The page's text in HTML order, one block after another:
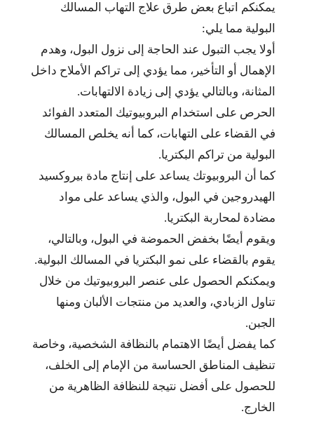
يمكنكم اتباع بعض طرق علاج التهاب المسالك
البولية مما يلي:
أولا يجب التبول عند الحاجة إلى نزول البول، وهدم
الإهمال أو التأخير، مما يؤدي إلى تراكم الأملاح داخل
المثانة، وبالتالي يؤدي إلى زيادة الالتهابات.
الحرص على استخدام البروبيوتيك المتعدد الفوائد
في القضاء على التهابات، كما أنه يخلص المسالك
البولية من تراكم البكتريا.
كما أن البروبيوتك يساعد على إنتاج مادة بيروكسيد
الهيدروجين في البول، والذي يساعد على مواد
مضادة لمحاربة البكتريا.
ويقوم أيضًا بخفض الحموضة في البول، وبالتالي،
يقوم بالقضاء على نمو البكتريا في المسالك البولية.
ويمكنكم الحصول على عنصر البروبيوتيك من خلال
تناول الزبادي، والعديد من منتجات الألبان ومنها
الجبن.
كما يفضل أيضًا الاهتمام بالنظافة الشخصية، وخاصة
تنظيف المناطق الحساسة من الإمام إلى الخلف،
للحصول على أفضل نتيجة للنظافة الظاهرية من
الخارج.